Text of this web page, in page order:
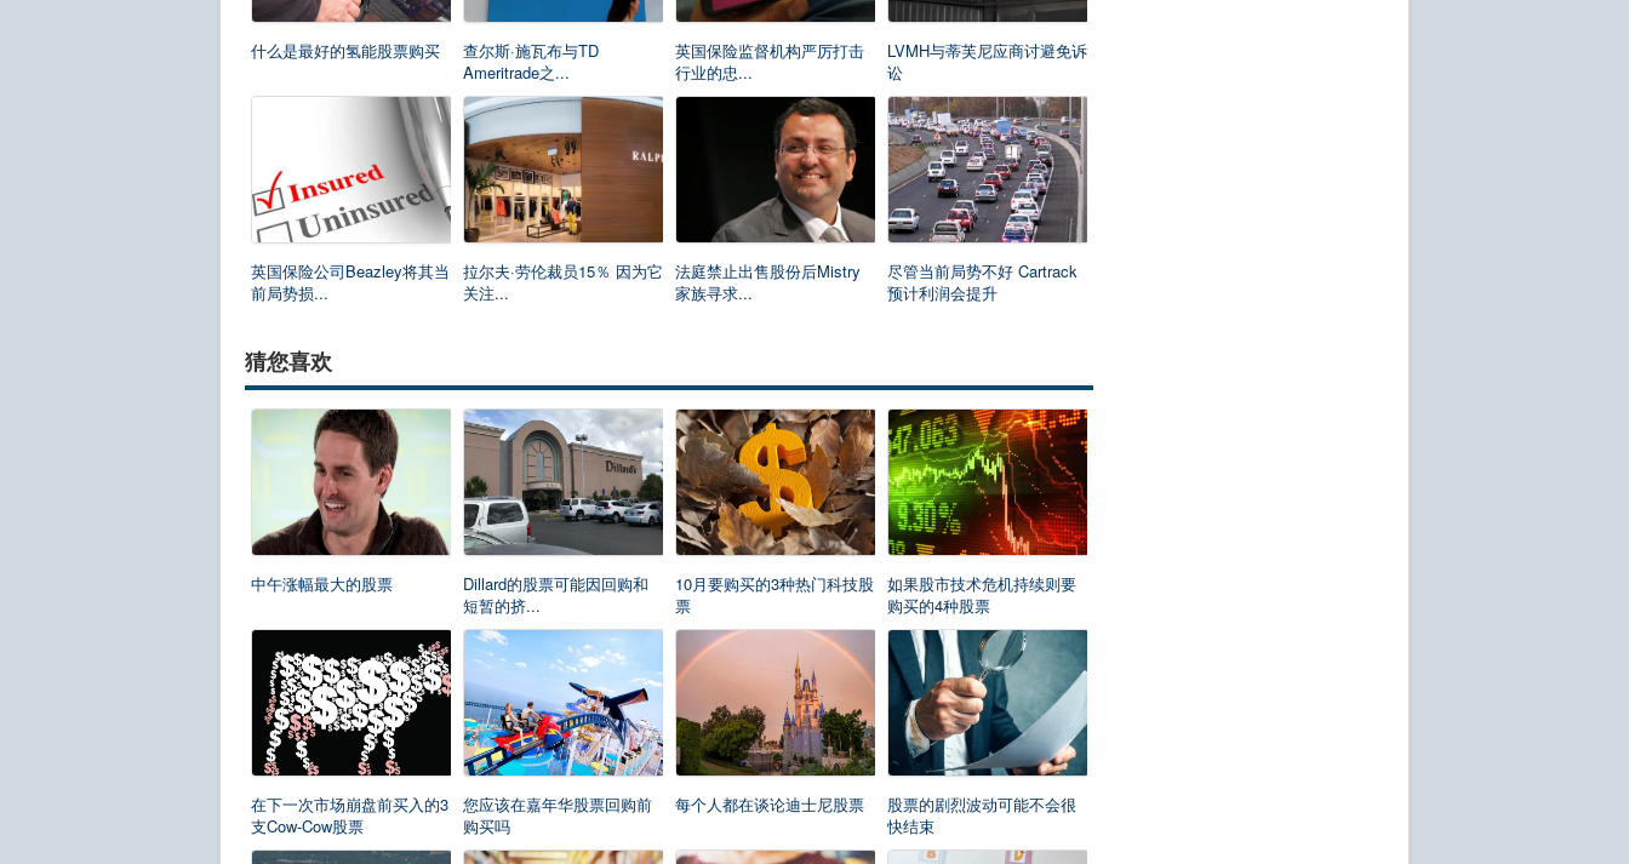
什么是最好的氢能股票购买
查尔斯·施瓦布与TD
Ameritrade之...
英国保险监督机构严厉打击
行业的忠...
LVMH与蒂芙尼应商讨避免诉
讼
英国保险公司Beazley将其当
前局势损...
拉尔夫·劳伦裁员15％ 因为它
关注...
法庭禁止出售股份后Mistry
家族寻求...
尽管当前局势不好 Cartrack
预计利润会提升
猜您喜欢
中午涨幅最大的股票
Dillard的股票可能因回购和
短暂的挤...
10月要购买的3种热门科技股
票
如果股市技术危机持续则要
购买的4种股票
在下一次市场崩盘前买入的3
支Cow-Cow股票
您应该在嘉年华股票回购前
购买吗
每个人都在谈论迪士尼股票
股票的剧烈波动可能不会很
快结束